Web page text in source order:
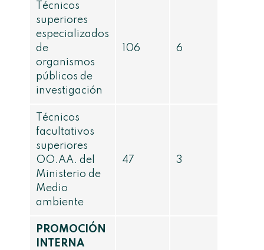
Técnicos
superiores
especializados
de
organismos
públicos de
investigación
106 6
Técnicos
facultativos
superiores
OO.AA. del
Ministerio de
Medio
ambiente
47 3
PROMOCIÓN
INTERNA